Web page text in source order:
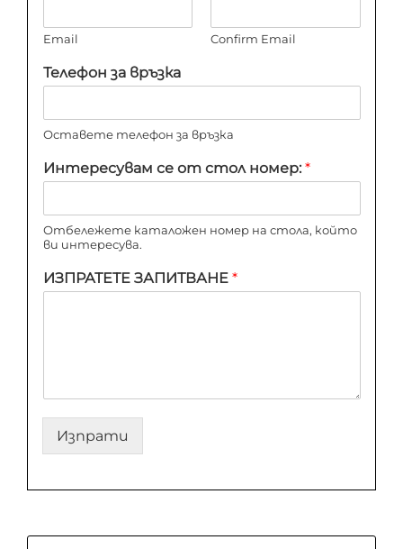
Email Confirm Email
Телефон за връзка
Оставете телефон за връзка
Интересувам се от стол номер: *
Отбележете каталожен номер на стола, който
ви интересува.
ИЗПРАТЕТЕ ЗАПИТВАНЕ *
Изпрати